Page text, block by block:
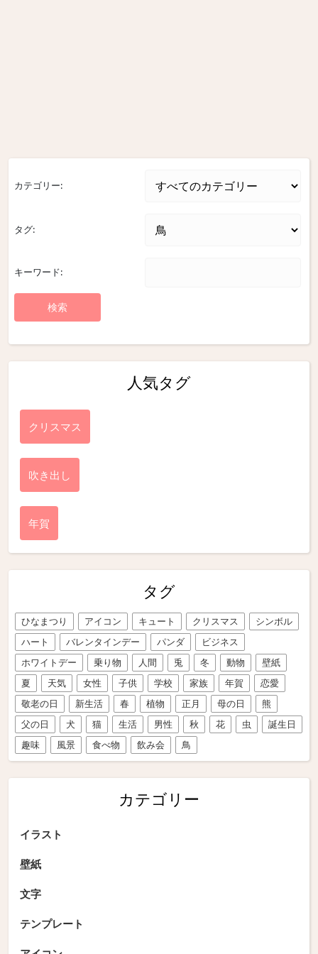
カテゴリー:
タグ:
キーワード:
人気タグ
クリスマス
吹き出し
年賀
タグ
ひなまつり アイコン キュート クリスマス
シンボル
ハート
バレンタインデー パンダ
ビジネス
ホワイトデー
乗り物 人間 兎 冬 動物
壁紙
夏
天気 女性 子供 学校 家族 年賀
恋愛
敬老の日
新生活 春 植物 正月 母の日
熊
父の日
犬 猫 生活 男性 秋 花 虫
誕生日
趣味
風景 食べ物 飲み会 鳥
カテゴリー
イラスト
壁紙
文字
テンプレート